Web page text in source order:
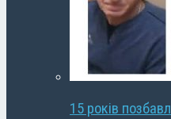
15 років